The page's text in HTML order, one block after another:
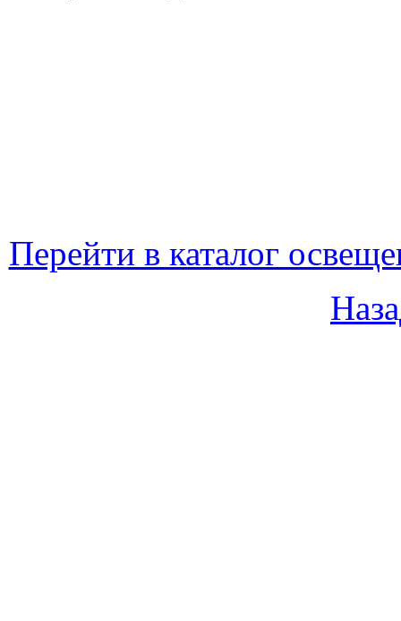
Перейти в каталог